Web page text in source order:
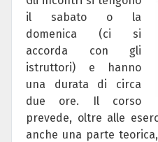
il sabato o la
domenica (ci si
accorda con gli
istruttori) e hanno
una durata di circa
due ore.
Il corso
prevede, oltre alle
anche una parte